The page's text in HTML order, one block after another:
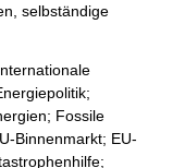
selbständige
Fossile
Binnenmarkt; EU-